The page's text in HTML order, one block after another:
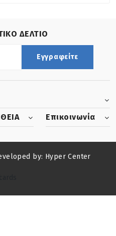
ΔΕΛΤΙΟ
Εγγραφείτε
Επικοινωνία
by: Hyper Center